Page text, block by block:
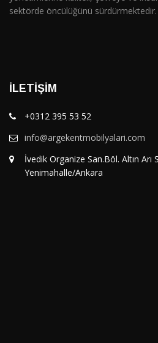
sektörde öncülüğünü sürdürmektedir.
İLETIŞIM
+0312 395 53 52
info@argekentmobilyalari.com
İvedik Organize San.Böl. Altın Arı
Yenimahalle/Ankara